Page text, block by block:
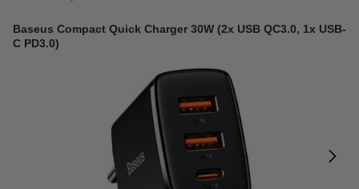
Baseus Compact Quick Charger 30W (2x USB QC3.0, 1x USB-
C PD3.0)